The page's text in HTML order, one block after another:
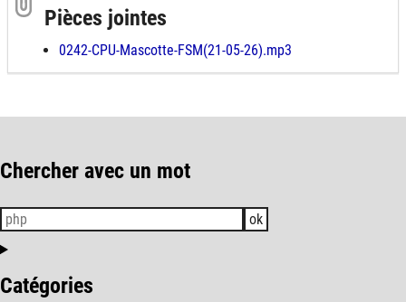
Pièces jointes
0242-CPU-Mascotte-FSM(21-05-26).mp3
Chercher avec un mot
ok
Catégories